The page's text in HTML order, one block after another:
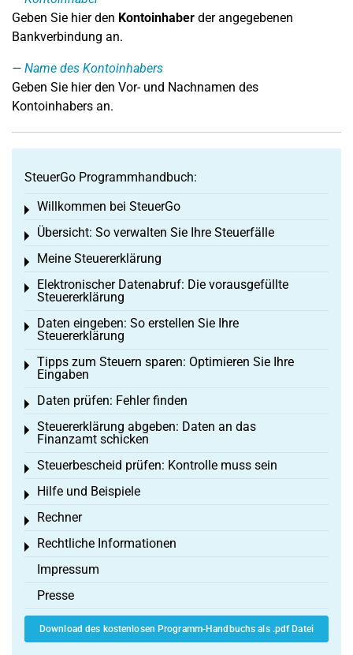
Geben Sie hier den Kontoinhaber der angegebenen
Bankverbindung an.
Name des Kontoinhabers
Geben Sie hier den Vor- und Nachnamen des
Kontoinhabers an.
SteuerGo Programmhandbuch:
Willkommen bei SteuerGo
Toggle menu
Übersicht: So verwalten Sie Ihre Steuerfälle
Toggle menu
Meine Steuererklärung
Toggle menu
Elektronischer Datenabruf: Die vorausgefüllte
Steuererklärung
Toggle menu
Daten eingeben: So erstellen Sie Ihre
Steuererklärung
Toggle menu
Tipps zum Steuern sparen: Optimieren Sie Ihre
Eingaben
Toggle menu
Daten prüfen: Fehler finden
Toggle menu
Steuererklärung abgeben: Daten an das
Finanzamt schicken
Toggle menu
Steuerbescheid prüfen: Kontrolle muss sein
Toggle menu
Hilfe und Beispiele
Toggle menu
Rechner
Toggle menu
Rechtliche Informationen
Toggle menu
Impressum
Presse
Download des kostenlosen Programm-Handbuchs als .pdf Datei